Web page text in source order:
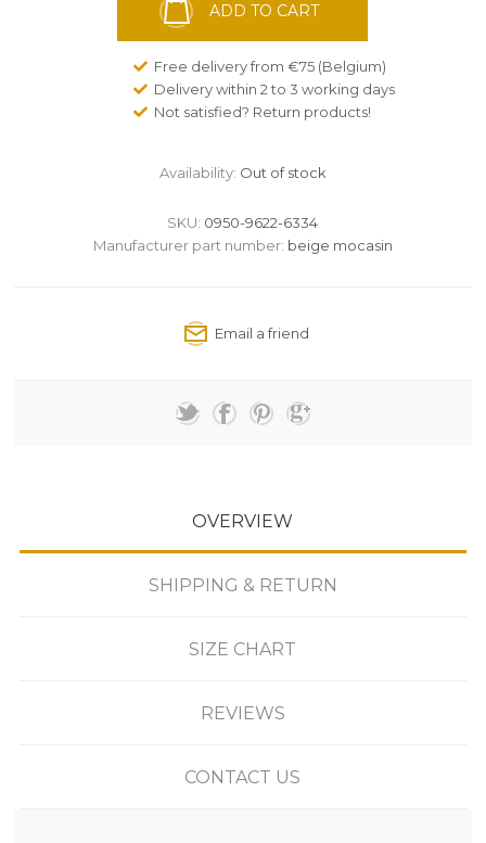
ADD TO CART
Free delivery from €75 (Belgium)
Delivery within 2 to 3 working days
Not satisfied? Return products!
Availability: Out of stock
SKU: 0950-9622-6334
Manufacturer part number: beige mocasin
OVERVIEW
SHIPPING & RETURN
SIZE CHART
REVIEWS
CONTACT US